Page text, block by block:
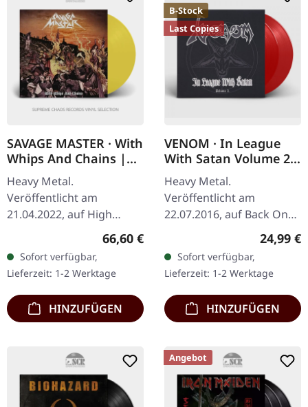
SAVAGE MASTER · With
Whips And Chains |
YELLOW LP
Heavy Metal.
Veröffentlicht am
21.04.2022, auf High
Roller Records. Gelbes
Vinyl in Standard Cover.
Neu und versiegelt.
Savage Master liefern
mit…
Regulärer Preis:
66,60 €
Sofort verfügbar,
Lieferzeit: 1-2 Werktage
HINZUFÜGEN
B-Stock
Last Copies
VENOM · In League
With Satan Volume 2
(B-Stock) | RED 2LP
Heavy Metal.
Veröffentlicht am
22.07.2016, auf Back On
Black. Transparent rotes
Doppel-Vinyl im Gatefold-
Cover. B-Stock: Cover hat
eine Delle in der…
24,99 €
Sofort verfügbar,
Lieferzeit: 1-2 Werktage
HINZUFÜGEN
Angebot